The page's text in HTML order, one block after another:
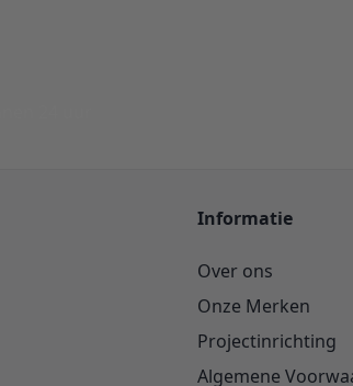
Informatie
Over ons
Onze Merken
Projectinrichting
Algemene